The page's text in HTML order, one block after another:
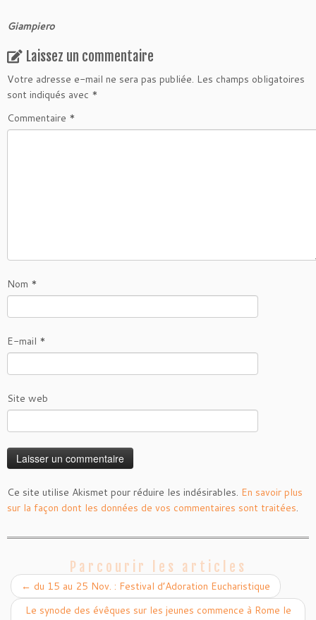
Giampiero
Laissez un commentaire
Votre adresse e-mail ne sera pas publiée. Les champs obligatoires
sont indiqués avec *
Commentaire *
Nom *
E-mail *
Site web
Ce site utilise Akismet pour réduire les indésirables. En savoir plus
sur la façon dont les données de vos commentaires sont traitées.
Parcourir les articles
← du 15 au 25 Nov. : Festival d’Adoration Eucharistique
Le synode des évêques sur les jeunes commence à Rome le